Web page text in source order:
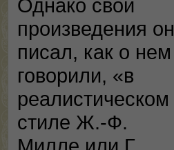
Однако свои
произведения он
писал, как о нем
говорили, «в
реалистическом
стиле Ж.-Ф.